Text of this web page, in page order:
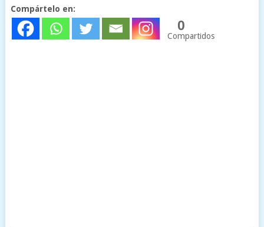
Compártelo en:
0
Compartidos